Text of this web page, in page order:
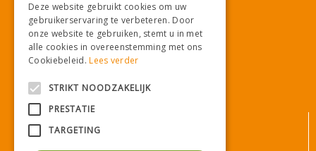
Deze website gebruikt cookies om uw
gebruikerservaring te verbeteren. Door
onze website te gebruiken, stemt u in met
alle cookies in overeenstemming met ons
Cookiebeleid.Lees verder
STRIKT NOODZAKELIJK
PRESTATIE
TARGETING